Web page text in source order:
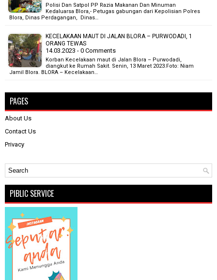
Polisi Dan Satpol PP Razia Makanan Dan Minuman
Kedaluarsa Blora,- Petugas gabungan dari Kepolisian Polres
Blora, Dinas Perdagangan, Dinas…
KECELAKAAN MAUT DI JALAN BLORA – PURWODADI, 1
ORANG TEWAS
14.03.2023 - 0 Comments
Korban Kecelakaan maut di Jalan Blora – Purwodadi,
diangkut ke Rumah Sakit. Senin, 13 Maret 2023.Foto: Niam
Jamil Blora. BLORA – Kecelakaan…
PAGES
About Us
Contact Us
Privacy
PIBLIC SERVICE